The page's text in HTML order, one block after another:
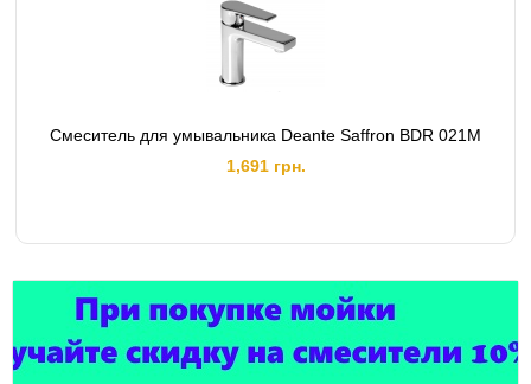
Смеситель для умывальника Deante Saffron BDR 021M
1,691 грн.